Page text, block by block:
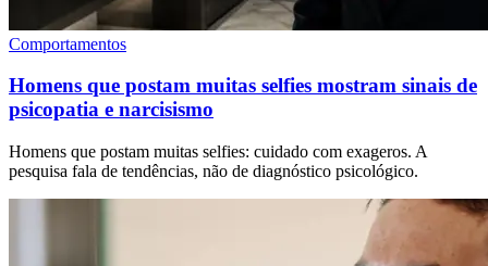
Comportamentos
Homens que postam muitas selfies mostram sinais de
psicopatia e narcisismo
Homens que postam muitas selfies: cuidado com exageros. A
pesquisa fala de tendências, não de diagnóstico psicológico.